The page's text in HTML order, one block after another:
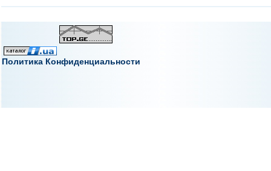
Политика Конфиденциальности